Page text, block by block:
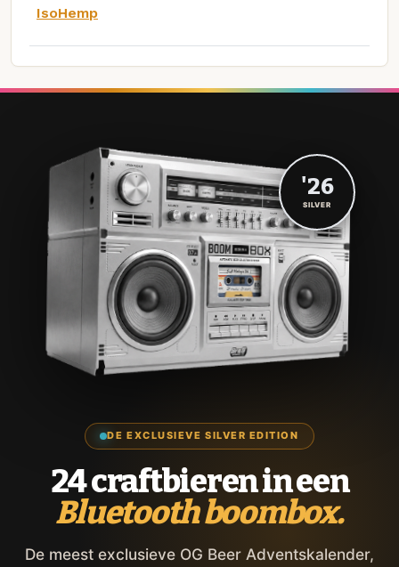
IsoHemp
DE EXCLUSIEVE SILVER EDITION
24 craftbieren in een
Bluetooth boombox.
De meest exclusieve OG Beer Adventskalender,
'26
SILVER